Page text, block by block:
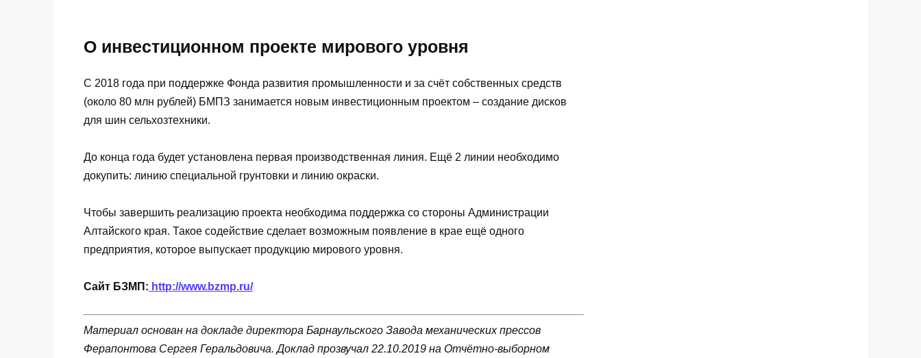
О инвестиционном проекте мирового уровня
С 2018 года при поддержке Фонда развития промышленности и за счёт собственных средств
(около 80 млн рублей) БМПЗ занимается новым инвестиционным проектом – создание дисков
для шин сельхозтехники.
До конца года будет установлена первая производственная линия. Ещё 2 линии необходимо
докупить: линию специальной грунтовки и линию окраски.
Чтобы завершить реализацию проекта необходима поддержка со стороны Администрации
Алтайского края. Такое содействие сделает возможным появление в крае ещё одного
предприятия, которое выпускает продукцию мирового уровня.
Сайт БЗМП: http://www.bzmp.ru/
Материал основан на докладе директора Барнаульского Завода механических прессов
Ферапонтова Сергея Геральдовича.Доклад прозвучал 22.10.2019 на Отчётно-выборном